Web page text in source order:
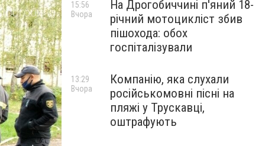
На Дрогобиччині п'яний 18-
річний мотоцикліст збив
пішохода: обох
госпіталізували
15:56
Вчора
Компанію, яка слухали
російськомовні пісні на
пляжі у Трускавці,
оштрафують
13:29
Вчора